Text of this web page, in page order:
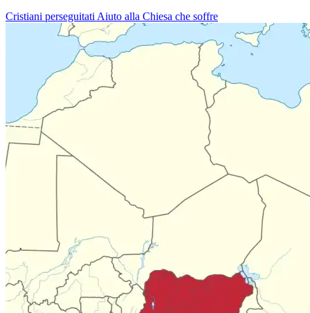
Cristiani perseguitati Aiuto alla Chiesa che soffre